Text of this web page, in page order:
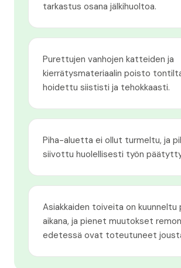
tarkastus osana jälkihuoltoa.
Purettujen vanhojen katteiden ja
kierrätysmateriaalin poisto
hoidettu siististi ja tehokkaasti.
Piha-aluetta ei ollut turmeltu, ja
siivottu huolellisesti työn
Asiakkaiden toiveita on kuunneltu
aikana, ja pienet muutokset
edetessä ovat toteutuneet